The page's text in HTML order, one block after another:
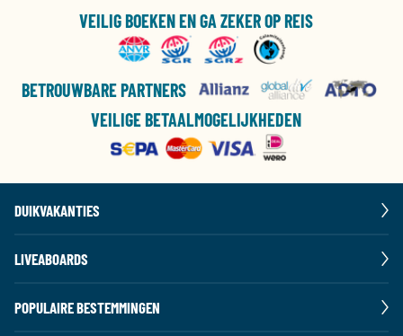
VEILIG BOEKEN EN GA ZEKER OP REIS
BETROUWBARE PARTNERS
VEILIGE BETAALMOGELIJKHEDEN
DUIKVAKANTIES
LIVEABOARDS
POPULAIRE BESTEMMINGEN